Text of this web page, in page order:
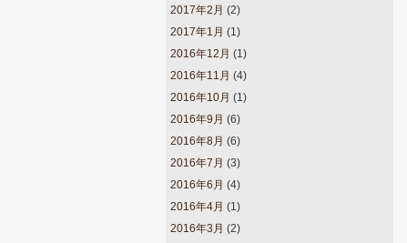
2017年2月 (2)
2017年1月 (1)
2016年12月 (1)
2016年11月 (4)
2016年10月 (1)
2016年9月 (6)
2016年8月 (6)
2016年7月 (3)
2016年6月 (4)
2016年4月 (1)
2016年3月 (2)